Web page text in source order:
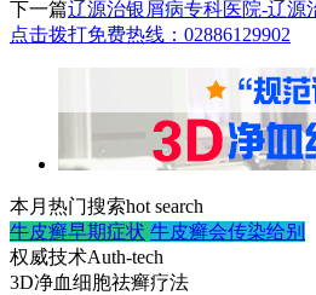
下一篇辽源治银屑病专科医院-辽源
点击拨打免费热线：02886129902
本月热门搜索hot search
牛皮癣早期症状 牛皮癣会传染给别
权威技术Auth-tech
3D净血细胞祛癣疗法